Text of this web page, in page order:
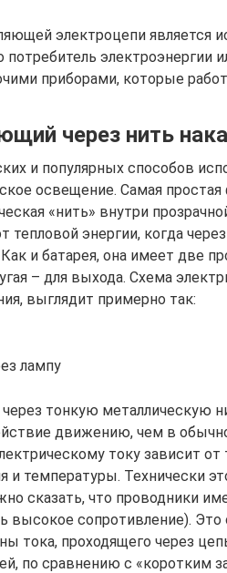
электроцепи является
электроэнергии
приборами, которые
через нить
и популярных способов
освещение. Самая
«нить» внутри
тепловой энергии, когда
и батарея, она имеет две
– для выхода. Схема
выглядит примерно так:
лампу
тонкую металлическую
движению, чем в
току зависит от
и температуры. Технически
сказать, что проводники
высокое сопротивление).
тока, проходящего через
по сравнению с «коротким